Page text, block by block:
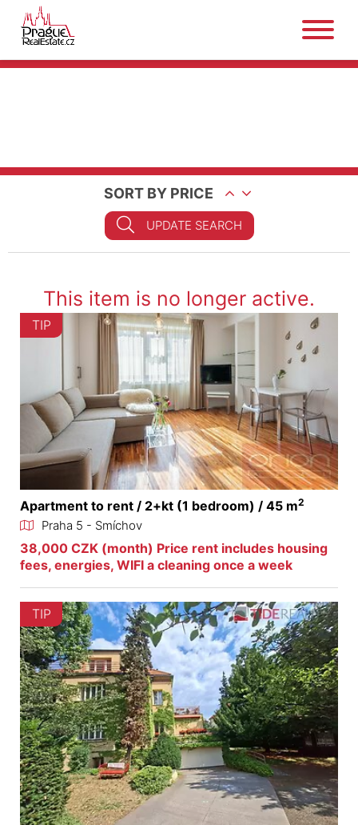
SORT BY PRICE
UPDATE SEARCH
This item is no longer active.
TIP
Apartment to rent / 2+kt (1 bedroom) / 45 m2
Praha 5 - Smíchov
38,000 CZK (month) Price rent includes housing
fees, energies, WIFI a cleaning once a week
TIP